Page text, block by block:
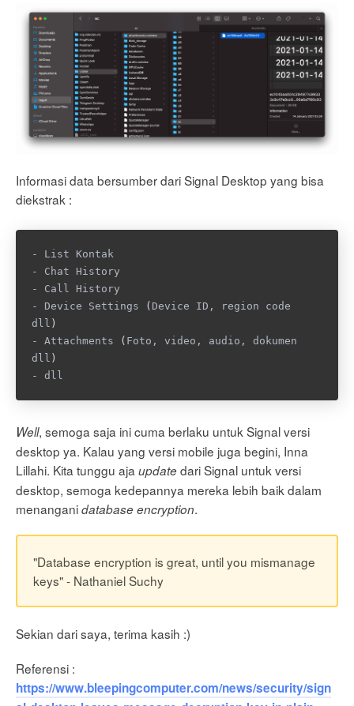
Informasi data bersumber dari Signal Desktop yang bisa
diekstrak :
- List Kontak
- Chat History
- Call History
- Device Settings
( Device ID, region code
dll )
- Attachments
( Foto, video, audio, dokumen
dll )
- dll
Well, semoga saja ini cuma berlaku untuk Signal versi
desktop ya. Kalau yang versi mobile juga begini, Inna
Lillahi. Kita tunggu ajaupdatedari Signal untuk versi
desktop, semoga kedepannya mereka lebih baik dalam
menanganidatabase encryption.
"Database encryption is great, until you mismanage
keys" - Nathaniel Suchy
Sekian dari saya, terima kasih :)
Referensi :
https://www.bleepingcomputer.com/news/security/sign